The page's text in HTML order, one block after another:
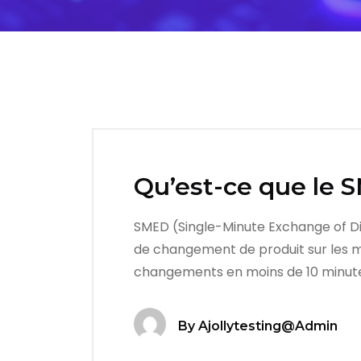
Qu’est-ce que le
SMED (Single-Minute Exchange of
de changement de produit sur les
changements en moins de 10
ByAjollytesting@admin